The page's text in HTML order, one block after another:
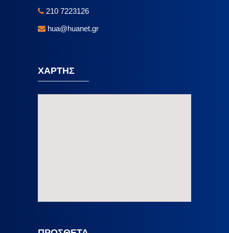
210 7223126
hua@huanet.gr
ΧΑΡΤΗΣ